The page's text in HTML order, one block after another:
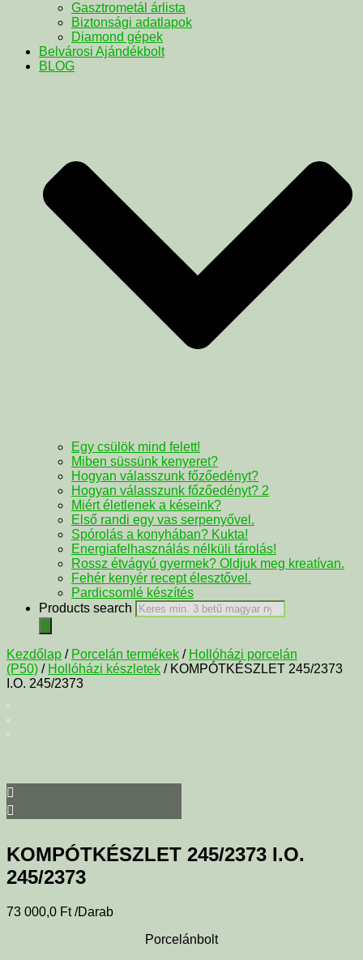
Gasztrometál árlista
Biztonsági adatlapok
Diamond gépek
Belvárosi Ajándékbolt
BLOG
Egy csülök mind felett!
Miben süssünk kenyeret?
Hogyan válasszunk főzőedényt?
Hogyan válasszunk főzőedényt? 2
Miért életlenek a késeink?
Első randi egy vas serpenyővel.
Spórolás a konyhában? Kukta!
Energiafelhasználás nélküli tárolás!
Rossz étvágyú gyermek? Oldjuk meg kreatívan.
Fehér kenyér recept élesztővel.
Pardicsomlé készítés
Products search
Kezdőlap / Porcelán termékek / Hollóházi porcelán
(P50) / Hollóházi készletek / KOMPÓTKÉSZLET 245/2373
I.O. 245/2373
KOMPÓTKÉSZLET 245/2373 I.O.
245/2373
73 000,0 Ft /Darab
Porcelánbolt